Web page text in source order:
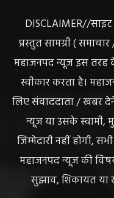
DISCLAIMER//
प्रस्तुत सामग्री (
महाजनपद न्यूज इस तरह
स्वीकार करता है।
लिए संवाददाता / खबर
न्यूज या उसके स्वामी,
जिम्मेदारी नहीं होगी,
महाजनपद न्यूज की
सुझाव, शिकायत या